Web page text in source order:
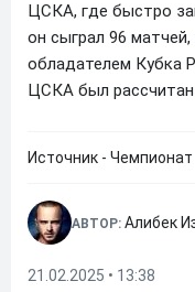
ЦСКА, где быстро
он сыграл 96
обладателем Кубка
ЦСКА был рассчитан
Источник - Чемпионат
АВТОР: Алибек
21.02.2025 • 13:38